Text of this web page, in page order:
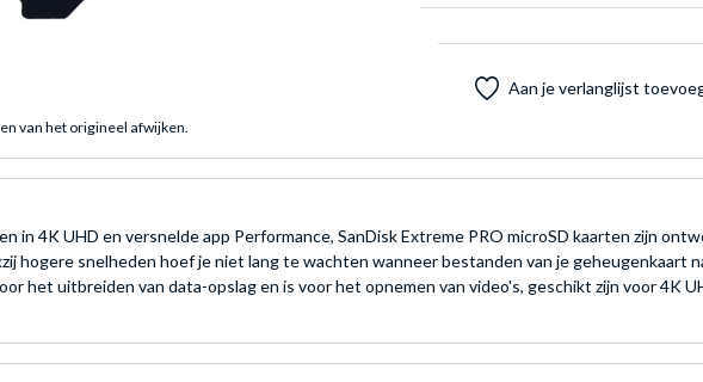
van het origineel afwijken.
Aan je verlanglijst
in 4K UHD en versnelde app Performance, SanDisk Extreme PRO microSD kaarten zijn
hogere snelheden hoef je niet lang te wachten wanneer bestanden van je geheugenkaart
het uitbreiden van data-opslag en is voor het opnemen van video's, geschikt zijn voor 4K